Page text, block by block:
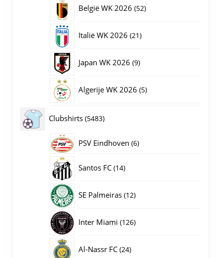
België WK 2026 5252
Italië WK 2026 2121
Japan WK 2026 99
Algerije WK 2026 55
Clubshirts 54835483
producten
PSV Eindhoven 66
Santos FC 1414
SE Palmeiras 1212
Inter Miami 126126
Al-Nassr FC 2424